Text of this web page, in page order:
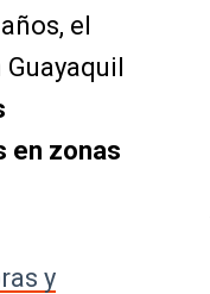
el
en zonas
y